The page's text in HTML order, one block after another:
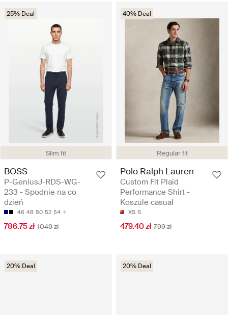
Slim fit
25% Deal
BOSS
P-GeniusJ-RDS-WG-
233 - Spodnie na co
dzień
46 48 50 52 54
786.75 zł 1049 zł
Regular fit
40% Deal
Polo Ralph Lauren
Custom Fit Plaid
Performance Shirt -
Koszule casual
XS S
479.40 zł 799 zł
20% Deal 20% Deal